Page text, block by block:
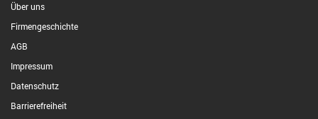
Über uns
Firmengeschichte
AGB
Impressum
Datenschutz
Barrierefreiheit